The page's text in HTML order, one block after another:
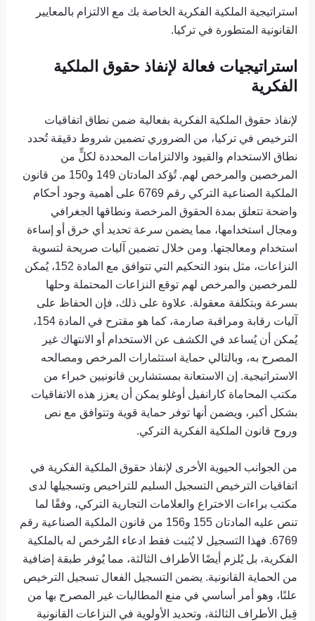
استراتيجية الملكية الفكرية الخاصة بك مع الالتزام بالمعايير
القانونية المتطورة في تركيا.
استراتيجيات فعالة لإنفاذ حقوق الملكية
الفكرية
لإنفاذ حقوق الملكية الفكرية بفعالية ضمن نطاق اتفاقيات
الترخيص في تركيا، من الضروري تضمين شروط دقيقة تُحدد
نطاق الاستخدام والقيود والالتزامات المحددة لكلٍّ من
المرخصين والمرخص لهم. تُؤكد المادتان 149 و150 من قانون
الملكية الصناعية التركي رقم 6769 على أهمية وجود أحكام
واضحة تتعلق بمدة الحقوق المرخصة ونطاقها الجغرافي
ومجال استخدامها، مما يضمن سرعة تحديد أي خرق أو إساءة
استخدام ومعالجتها. ومن خلال تضمين آليات صريحة لتسوية
النزاعات، مثل بنود التحكيم التي تتوافق مع المادة 152، يُمكن
للمرخصين والمرخص لهم توقع النزاعات المحتملة وحلها
بسرعة وبتكلفة معقولة. علاوة على ذلك، فإن الحفاظ على
آليات رقابة ومراقبة صارمة، كما هو مقترح في المادة 154،
يُمكن أن يُساعد في الكشف عن الاستخدام أو الانتهاك غير
المصرح به، وبالتالي حماية استثمارات المرخص ومصالحه
الاستراتيجية. إن الاستعانة بمستشارين قانونيين خبراء من
مكتب المحاماة كارانفيل أوغلو يمكن أن يعزز هذه الاتفاقيات
بشكل أكبر، ويضمن أنها توفر حماية قوية وتتوافق مع نص
وروح قانون الملكية الفكرية التركي.
من الجوانب الحيوية الأخرى لإنفاذ حقوق الملكية الفكرية في
اتفاقيات الترخيص التسجيل السليم للتراخيص وتسجيلها لدى
مكتب براءات الاختراع والعلامات التجارية التركي، وفقًا لما
تنص عليه المادتان 155 و156 من قانون الملكية الصناعية رقم
6769. فهذا التسجيل لا يُثبت فقط ادعاء المُرخص له بالملكية
الفكرية، بل يُلزم أيضًا الأطراف الثالثة، مما يُوفر طبقة إضافية
من الحماية القانونية. يضمن التسجيل الفعال تسجيل الترخيص
علنًا، وهو أمر أساسي في منع المطالبات غير المصرح بها من
قِبل الأطراف الثالثة، وتحديد الأولوية في النزاعات القانونية